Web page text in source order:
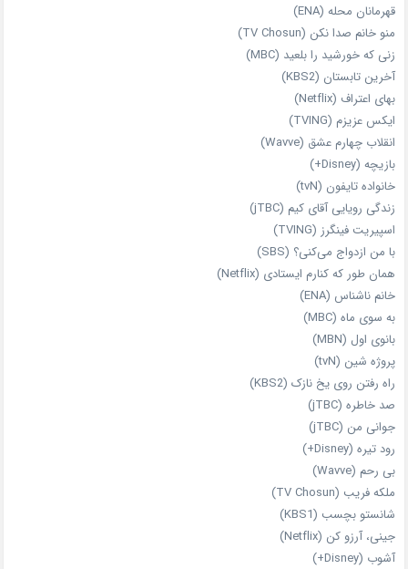
قهرمانان محله (ENA)
منو خانم صدا نکن (TV Chosun)
زنی که خورشید را بلعید (MBC)
آخرین تابستان (KBS2)
بهای اعتراف (Netflix)
ایکس عزیزم (TVING)
انقلاب چهارم عشق (Wavve)
بازیچه (Disney+)
خانواده تایفون (tvN)
زندگی رویایی آقای کیم (jTBC)
اسپیریت فینگرز (TVING)
با من ازدواج می‌کنی؟ (SBS)
همان‌ طور که کنارم ایستادی (Netflix)
خانم ناشناس (ENA)
به سوی ماه (MBC)
بانوی اول (MBN)
پروژه شین (tvN)
راه رفتن روی یخ نازک (KBS2)
صد خاطره (jTBC)
جوانی من (jTBC)
رود تیره (Disney+)
بی‌ رحم (Wavve)
ملکه فریب (TV Chosun)
شانستو بچسب (KBS1)
جینی، آرزو کن (Netflix)
آشوب (Disney+)